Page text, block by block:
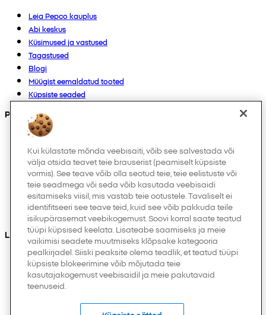
Leia Pepco kauplus
Abi keskus
Küsimused ja vastused
Tagastused
Blogi
Müügist eemaldatud tooted
Küpsiste seaded
Products
Kollektsioonid
Imikutele
Laps
Kodukaubad
Naistele
Meestele
Muud
Leiad meid ka
Kui külastate mõnda veebisaiti, võib see salvestada või
välja otsida teavet teie brauserist (peamiselt küpsiste
vormis). See teave võib olla seotud teie, teie eelistuste või
teie seadmega või seda võib kasutada veebisaidi
esitamiseks viisil, mis vastab teie ootustele. Tavaliselt ei
identifitseeri see teave teid, kuid see võib pakkuda teile
isikupärasemat veebikogemust. Soovi korral saate teatud
tüüpi küpsised keelata. Lisateabe saamiseks ja meie
vaikimisi seadete muutmiseks klõpsake kategooria
pealkirjadel. Siiski peaksite olema teadlik, et teatud tüüpi
küpsiste blokeerimine võib mõjutada teie
kasutajakogemust veebisaidil ja meie pakutavaid
teenuseid.